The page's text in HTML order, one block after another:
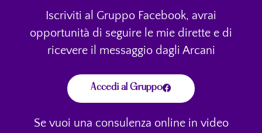
Iscriviti al Gruppo Facebook, avrai
opportunità di seguire le mie dirette e di
ricevere il messaggio dagli Arcani
Accedi al Gruppo
Se vuoi una consulenza online in video